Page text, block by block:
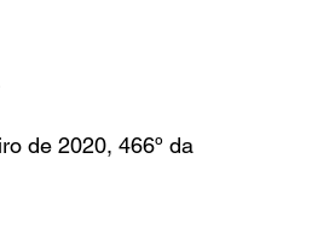
de 2020, 466º da